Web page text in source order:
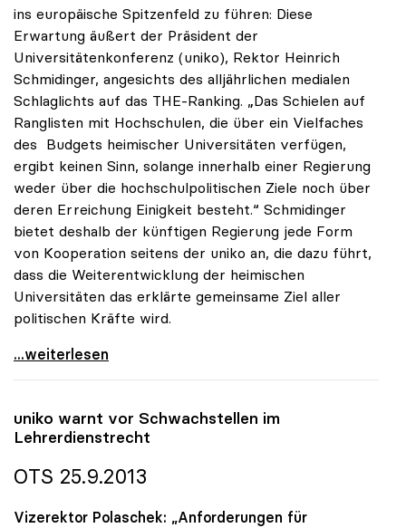
ins europäische Spitzenfeld zu führen: Diese
Erwartung äußert der Präsident der
Universitätenkonferenz (uniko), Rektor Heinrich
Schmidinger, angesichts des alljährlichen medialen
Schlaglichts auf das THE-Ranking. „Das Schielen auf
Ranglisten mit Hochschulen, die über ein Vielfaches
des Budgets heimischer Universitäten verfügen,
ergibt keinen Sinn, solange innerhalb einer Regierung
weder über die hochschulpolitischen Ziele noch über
deren Erreichung Einigkeit besteht.“ Schmidinger
bietet deshalb der künftigen Regierung jede Form
von Kooperation seitens der uniko an, die dazu führt,
dass die Weiterentwicklung der heimischen
Universitäten das erklärte gemeinsame Ziel aller
politischen Kräfte wird.
uniko-Appell an nächste Regierung: Vorrangstellung
...weiterlesen
uniko warnt vor Schwachstellen im
Lehrerdienstrecht
OTS 25.9.2013
Vizerektor Polaschek: „Anforderungen für